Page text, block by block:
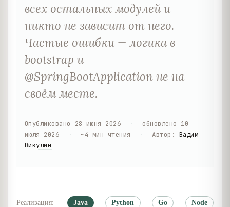
всех остальных модулей и
никто не зависит от него.
Частые ошибки — логика в
bootstrap и
@SpringBootApplication не на
своём месте.
Опубликовано 28 июня 2026 обновлено 10
июля 2026
~4 мин чтения Автор : Вадим
Викулин
Реализация: Java Python Go Node